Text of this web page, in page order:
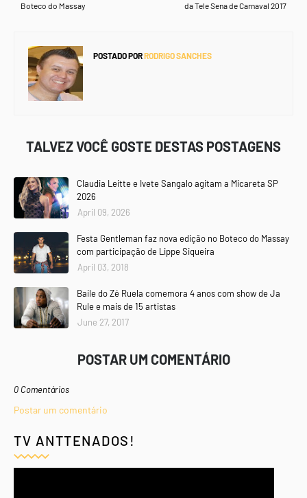
da Tele Sena de Carnaval 2017
Boteco do Massay
POSTADO PORRODRIGO SANCHES
TALVEZ VOCÊ GOSTE DESTAS POSTAGENS
Claudia Leitte e Ivete Sangalo agitam a Micareta SP
2026
April 09, 2026
Festa Gentleman faz nova edição no Boteco do Massay
com participação de Lippe Siqueira
April 03, 2018
Baile do Zé Ruela comemora 4 anos com show de Ja
Rule e mais de 15 artistas
June 27, 2017
POSTAR UM COMENTÁRIO
0 Comentários
Postar um comentário
TV ANTTENADOS!